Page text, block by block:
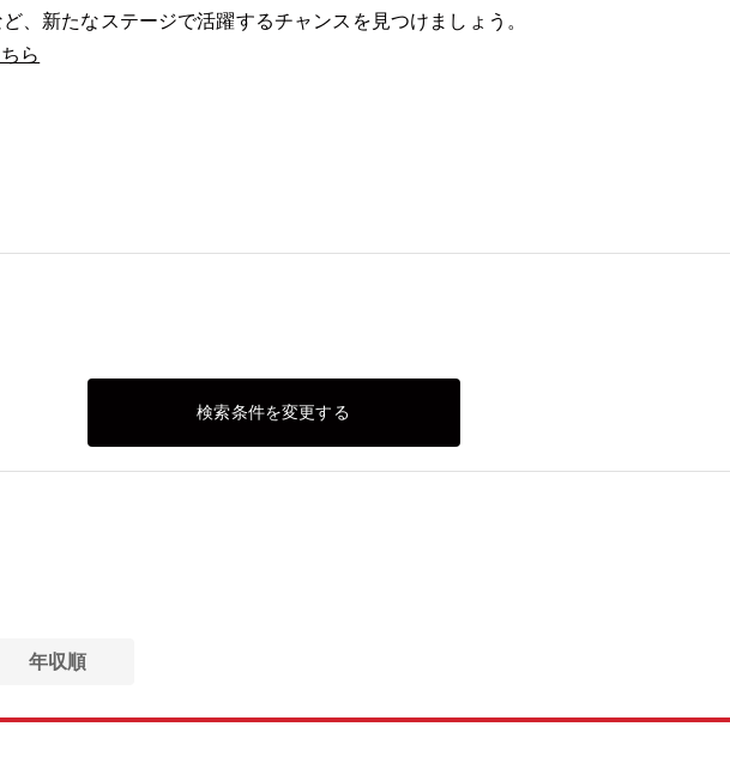
、新たなステージで活躍するチャンスを見つけましょう。
ら
検索条件を変更する
年収順